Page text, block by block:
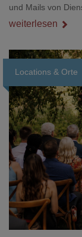
und Mails von
unübersichtlichen
Dokument
weiterlesen
Locations & Orte